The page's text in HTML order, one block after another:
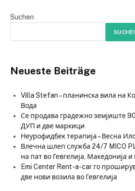
Suchen
Neueste Beiträge
Villa Stefan – планинска вила на
Вода
Се продава градежно земјиште
ДУП и две маркици
Неурофидбек терапија – Весна
Влечна шлеп служба 24/7 MICO
на пат во Гевгелија, Македонија и
Emi Center Rent-a-car го
две нови возила во Гевгелија